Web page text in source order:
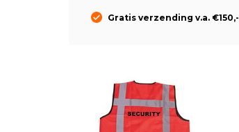
Gratis verzending v.a. €150,-